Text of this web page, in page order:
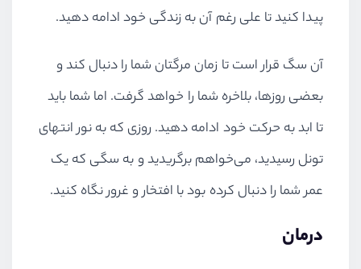
پیدا کنید تا علی رغم آن به زندگی خود ادامه دهید.
آن سگ قرار است تا زمان مرگتان شما را دنبال کند و
بعضی روزها، بلاخره شما را خواهد گرفت. اما شما باید
تا ابد به حرکت خود ادامه دهید. روزی که به نور انتهای
تونل رسیدید، می‌خواهم برگریدید و به سگی که یک
عمر شما را دنبال کرده بود با افتخار و غرور نگاه کنید.
درمان